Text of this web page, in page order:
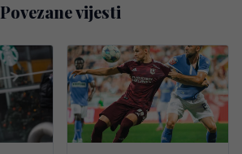
Povezane vijesti